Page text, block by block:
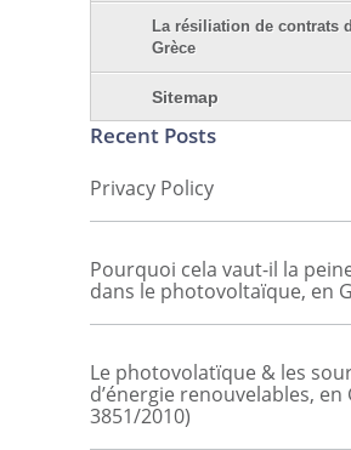
La résiliation de contrats
Grèce
Sitemap
Recent Posts
Privacy Policy
Pourquoi cela vaut-il la
dans le photovoltaïque, en
Le photovolatïque & les
d’énergie renouvelables, en
3851/2010)